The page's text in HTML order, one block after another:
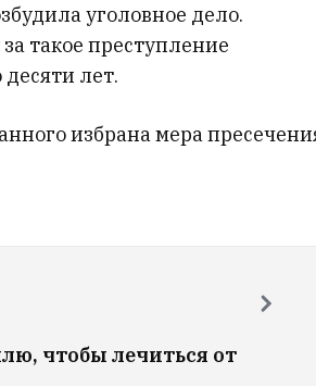
уголовное дело.
такое преступление
лет.
избрана мера
чтобы лечиться от